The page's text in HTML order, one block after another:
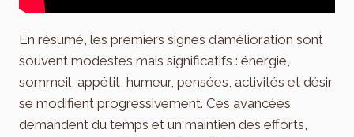
En résumé, les premiers signes d’amélioration sont
souvent modestes mais significatifs : énergie,
sommeil, appétit, humeur, pensées, activités et désir
se modifient progressivement. Ces avancées
demandent du temps et un maintien des efforts,